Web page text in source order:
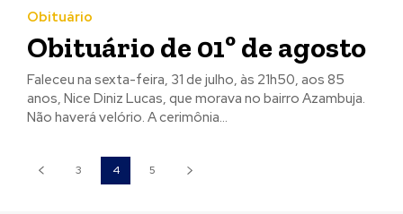
Obituário
Obituário de 01º de agosto
Faleceu na sexta-feira, 31 de julho, às 21h50, aos 85
anos, Nice Diniz Lucas, que morava no bairro Azambuja.
Não haverá velório. A cerimônia...
3 4 5